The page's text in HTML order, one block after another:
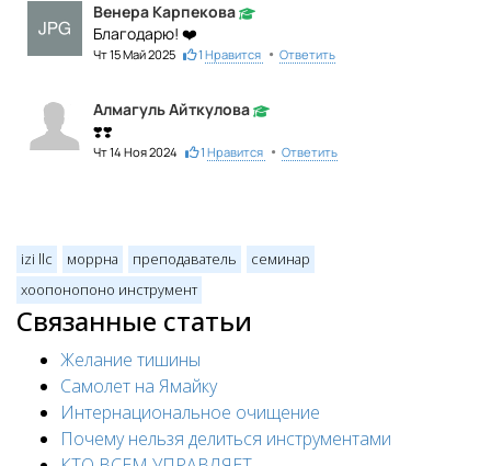
Венера Карпекова
Благодарю! ❤️
Чт 15 Май 2025 1 Нравится • Ответить
Алмагуль Айткулова
❣️❣️
Чт 14 Ноя 2024 1 Нравится • Ответить
izi llc моррна преподаватель
семинар
хоопонопоно инструмент
Связанные статьи
Желание тишины
Самолет на Ямайку
Интернациональное очищение
Почему нельзя делиться инструментами